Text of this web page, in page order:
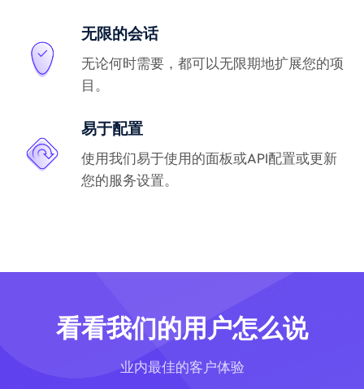
无限的会话
无论何时需要，都可以无限期地扩展您的项
目。
易于配置
使用我们易于使用的面板或API配置或更新
您的服务设置。
看看我们的用户怎么说
业内最佳的客户体验